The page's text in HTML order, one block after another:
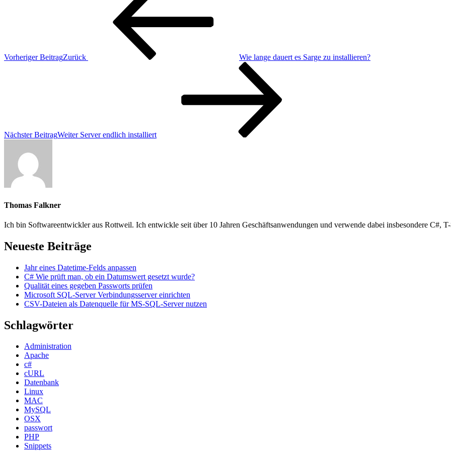
Vorheriger BeitragZurück Wie lange dauert es Sarge zu installieren?
Nächster BeitragWeiter Server endlich installiert
Thomas Falkner
Ich bin Softwareentwickler aus Rottweil. Ich entwickle seit über 10 Jahren Geschäftsanwendungen und verwende dabei insbesondere C#,
Neueste Beiträge
Jahr eines Datetime-Felds anpassen
C# Wie prüft man, ob ein Datumswert gesetzt wurde?
Qualität eines gegeben Passworts prüfen
Microsoft SQL-Server Verbindungsserver einrichten
CSV-Dateien als Datenquelle für MS-SQL-Server nutzen
Schlagwörter
Administration
Apache
c#
cURL
Datenbank
Linux
MAC
MySQL
OSX
passwort
PHP
Snippets